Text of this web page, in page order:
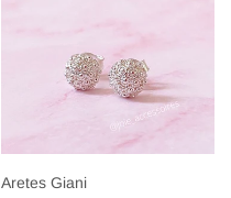
Aretes Giani